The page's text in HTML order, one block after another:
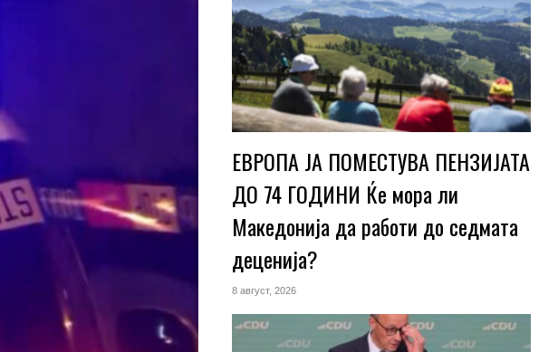
ЕВРОПА ЈА ПОМЕСТУВА ПЕНЗИЈАТА
ДО 74 ГОДИНИ Ќе мора ли
Македонија да работи до седмата
деценија?
8 август, 2026